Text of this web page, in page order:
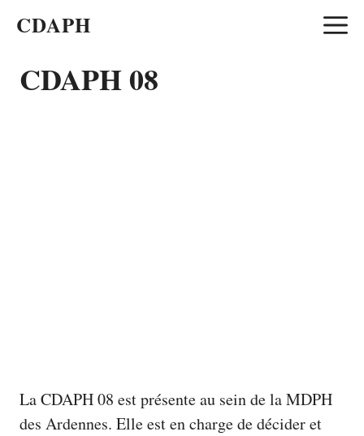
CDAPH
CDAPH 08
La CDAPH 08 est présente au sein de la MDPH
des Ardennes. Elle est en charge de décider et